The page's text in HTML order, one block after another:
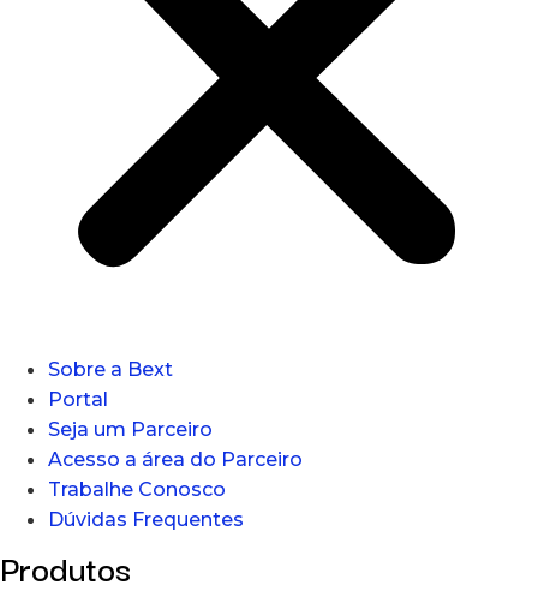
Sobre a Bext
Portal
Seja um Parceiro
Acesso a área do Parceiro
Trabalhe Conosco
Dúvidas Frequentes
Produtos